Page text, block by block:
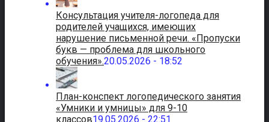
Консультация учителя-логопеда для
родителей учащихся, имеющих
нарушение письменной речи. «Пропуски
букв — проблема для школьного
обучения».20.05.2026 - 18:52
План-конспект логопедического занятия
«Умники и умницы» для 9-10
классов19.05.2026 - 22:51